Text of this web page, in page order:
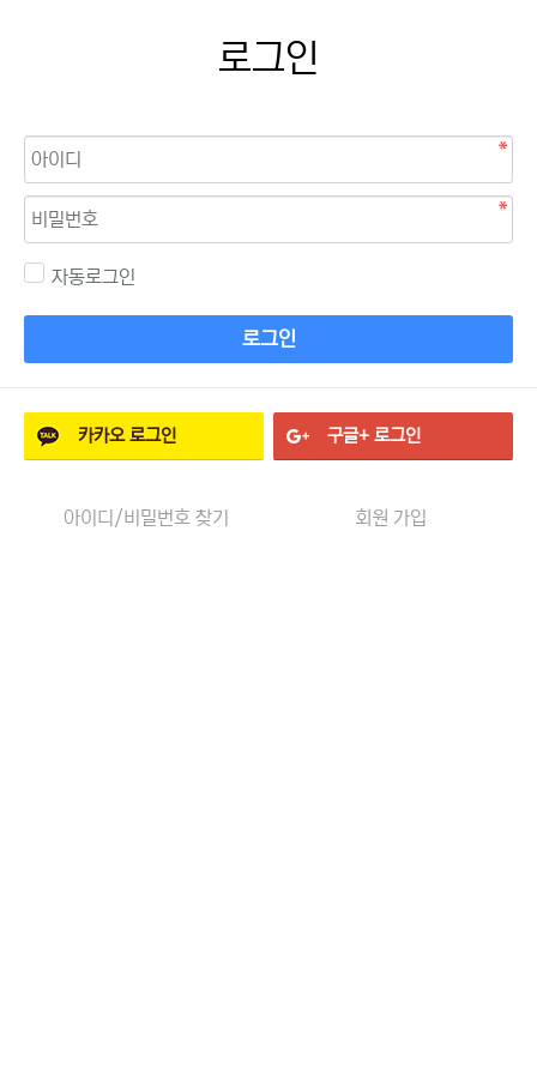
로그인
자동로그인
로그인
카카오로그인 구글+ 로그인
아이디/비밀번호 찾기 회원 가입